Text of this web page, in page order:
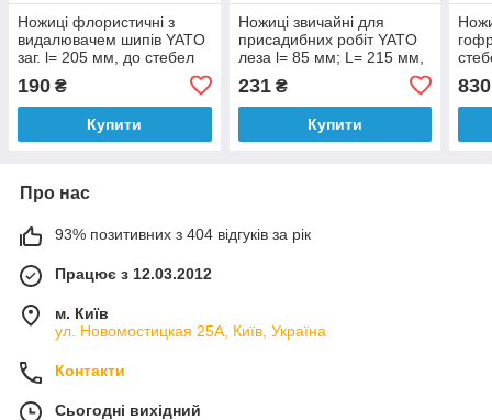
Ножиці флористичні з
видалювачем шипів YATO
заг. l= 205 мм, до стебел
190 ₴
Купити
Ножиці звичайні для
присадибних робіт YATO
леза l= 85 мм; L= 215 мм,
нержав сталі
231₴
Купити
р
830
Про нас
93% позитивних з 404 відгуків за рік
Працює з 12.03.2012
м. Київ
ул. Новомостицкая 25А, Київ, Україна
Контакти
Сьогодні вихідний